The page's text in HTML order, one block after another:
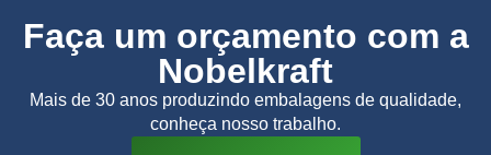
Faça um orçamento com a
Nobelkraft
Mais de 30 anos produzindo embalagens de qualidade,
conheça nosso trabalho.